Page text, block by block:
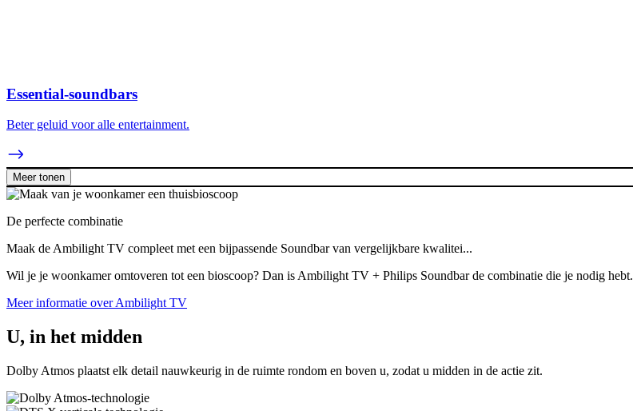
Essential-soundbars
Beter geluid voor alle entertainment.
Meer tonen
De perfecte combinatie
Maak de Ambilight TV compleet met een bijpassende Soundbar van vergelijkbare kwalitei...
Wil je je woonkamer omtoveren tot een bioscoop? Dan is Ambilight TV + Philips Soundbar de combinatie die je nodig hebt.
Meer informatie over Ambilight TV
U, in het midden
Dolby Atmos plaatst elk detail nauwkeurig in de ruimte rondom en boven u, zodat u midden in de actie zit.